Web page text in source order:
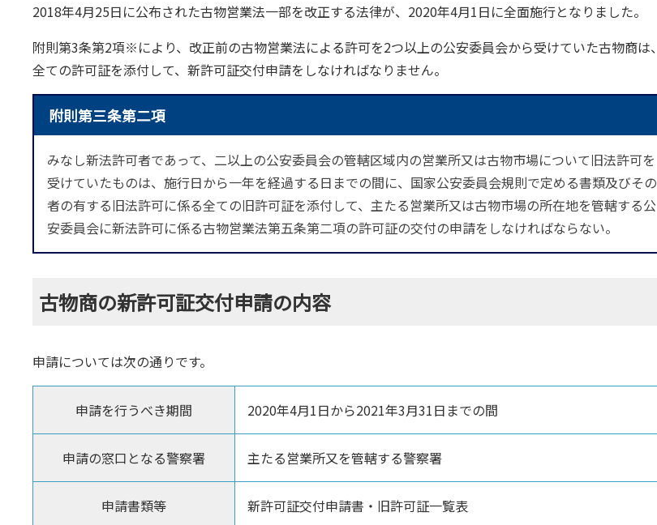
2018年4月25日に公布された古物営業法一部を改正する法律が、2020年4月1日に全面施行となりました。
附則第3条第2項※により、改正前の古物営業法による許可を2つ以上の公安委員会から受けていた古物商は、
全ての許可証を添付して、新許可証交付申請をしなければなりません。
附則第三条第二項
みなし新法許可者であって、二以上の公安委員会の管轄区域内の営業所又は古物市場について旧法許可を
受けていたものは、施行日から一年を経過する日までの間に、国家公安委員会規則で定める書類及びその
者の有する旧法許可に係る全ての旧許可証を添付して、主たる営業所又は古物市場の所在地を管轄する公
安委員会に新法許可に係る古物営業法第五条第二項の許可証の交付の申請をしなければならない。
古物商の新許可証交付申請の内容
申請については次の通りです。
申請を行うべき期間 2020年4月1日から2021年3月31日までの間
申請の窓口となる警察署 主たる営業所又を管轄する警察署
申請書類等 新許可証交付申請書・旧許可証一覧表